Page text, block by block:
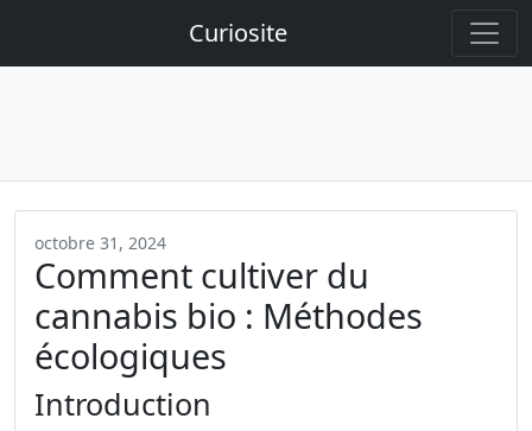
Curiosite
octobre 31, 2024
Comment cultiver du
cannabis bio : Méthodes
écologiques
Introduction